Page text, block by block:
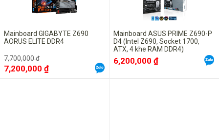
Mainboard GIGABYTE Z690
AORUS ELITE DDR4
7,700,000 đ
7,200,000 ₫
Mainboard ASUS PRIME Z690-P
D4 (Intel Z690, Socket 1700,
ATX, 4 khe RAM DDR4)
6,200,000 ₫